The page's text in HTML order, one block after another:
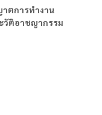
ตการทำงาน
วัติอาชญากรรม